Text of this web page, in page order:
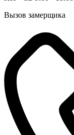
Вызов замерщика